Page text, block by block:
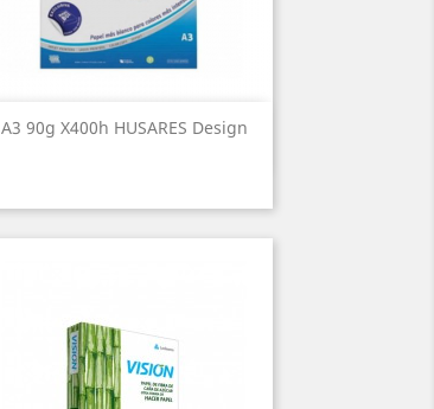
A3 90g X400h HUSARES Design